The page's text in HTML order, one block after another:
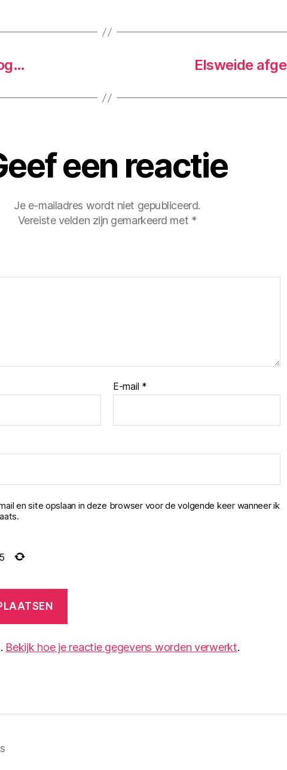
Elsweide
een reactie
Je e-mailadres wordt niet gepubliceerd.
Vereiste velden zijn gemarkeerd met *
E-mail *
en site opslaan in deze browser voor de volgende keer wanneer ik
5
Bekijk hoe je reactie gegevens worden verwerkt.